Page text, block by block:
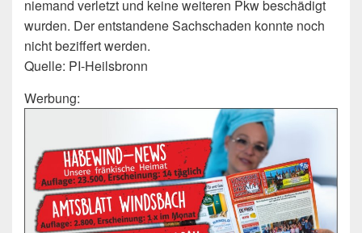
niemand verletzt und keine weiteren Pkw beschädigt
wurden. Der entstandene Sachschaden konnte noch
nicht beziffert werden.
Quelle: PI-Heilsbronn
Werbung: